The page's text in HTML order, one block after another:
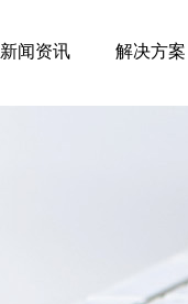
新闻资讯 解决方案